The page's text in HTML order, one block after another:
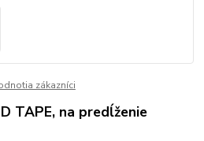
zákazníci
TAPE, na predĺženie